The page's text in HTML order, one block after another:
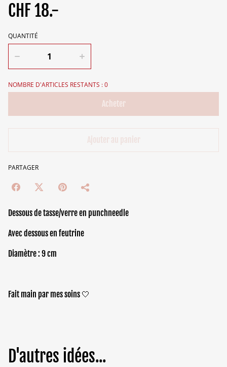
CHF 18.-
QUANTITÉ
NOMBRE D'ARTICLES RESTANTS : 0
Acheter
Ajouter au panier
PARTAGER
Dessous de tasse/verre en punchneedle
Avec dessous en feutrine
Diamètre : 9 cm
Fait main par mes soins 🤍
D'autres idées...